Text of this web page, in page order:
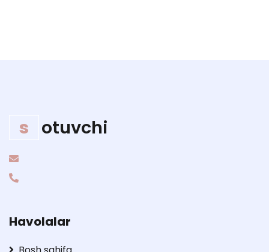
s otuvchi
Havolalar